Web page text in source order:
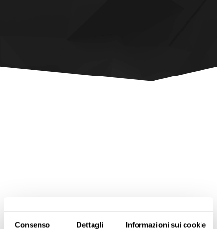
Consenso Dettagli Informazioni sui cookie